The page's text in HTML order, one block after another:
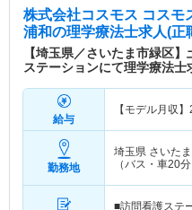
株式会社コスモス コスモ
浦和の理学療法士求人(正
【埼玉県／さいたま市緑区
ステーションにて理学療法士
給与
【モデル月収】
勤務地
埼玉県 さいた
（バス・車20分
■訪問看護ステ